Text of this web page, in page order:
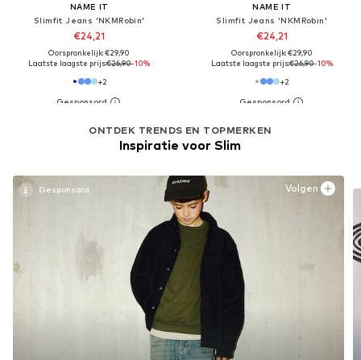
NAME IT
Slimfit Jeans 'NKMRobin'
€24,21
Oorspronkelijk: €29,90
Laatste laagste prijs:€26,90-10%
+2
ONTDEK TRENDS EN TOPMERKEN
Inspiratie voor Slim
Volgen
NAME IT
Slimfit Jeans 'NKMRobin'
€24,21
Oorspronkelijk: €29,90
Laatste laagste prijs:€26,90-10%
+2